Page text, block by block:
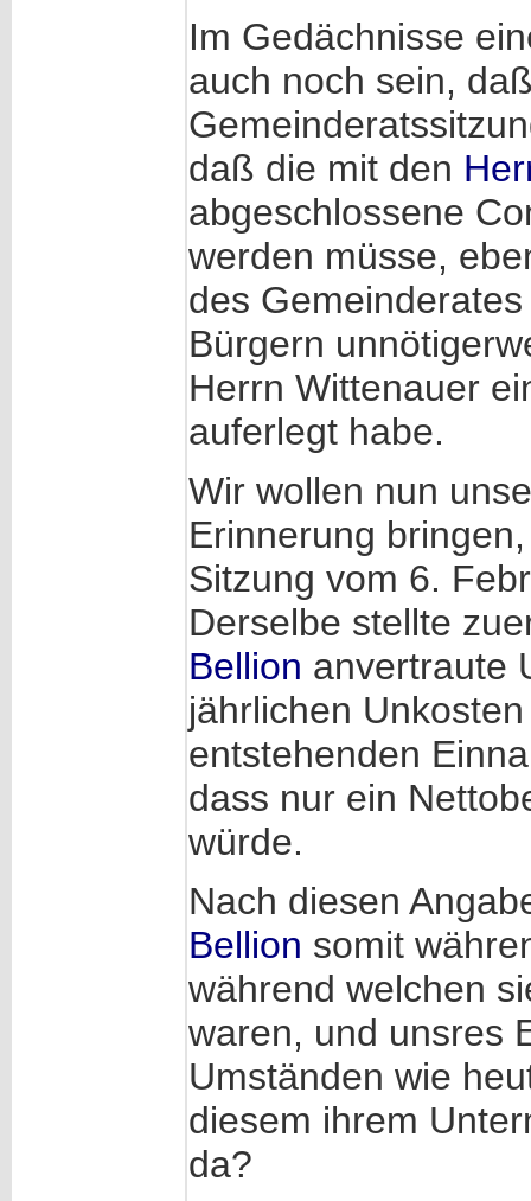
Im Gedächnisse
auch noch sein,
daß die mit den
abgeschlossene
werden müsse,
des
Bürgern
Herrn Wittenauer
auferlegt habe.
Wir wollen nun
Erinnerung
Sitzung vom 6.
Derselbe stellte
Bellion anvertraute
jährlichen
entstehenden
dass nur ein
würde.
Nach diesen
Bellion somit
während welchen
waren, und unsres
Umständen wie
diesem ihrem
da?